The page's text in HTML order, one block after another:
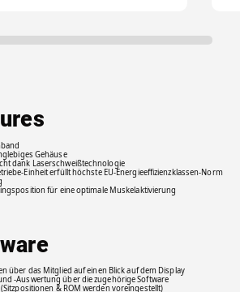
Gehäuse
dank Laserschweißtechnologie
Einheit erfüllt höchste EU-Energieeffizienzklassen-Norm
für eine optimale Muskelaktivierung
über das Mitglied auf einen Blick auf dem Display
-Auswertung über die zugehörige Software
& ROM werden voreingestellt)